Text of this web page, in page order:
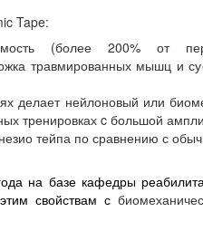
Tape:
(более 200% от
травмированных мышц и
делает нейлоновый или
тренировках c большой
тейпа по сравнению с
на базе кафедры
свойствам с